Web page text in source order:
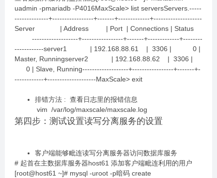
uadmin -pmariadb -P4016MaxScale> list serversServers.-----
--------------+-----------------+-------+-------------+--------------------
Server | Address | Port | Connections | Status
-------------------+-----------------+-------+-------------+--------
------------server1 | 192.168.88.61 | 3306 | 0 |
Master, Runningserver2 | 192.168.88.62 | 3306 |
0 | Slave, Running-------------------+-----------------+-------+-
------------+--------------------MaxScale> exit
排错方法 : 查看日志里的报错信息
vim /var/log/maxscale/maxscale.log
第四步：测试设置读写分离服务的设置
客户端能够毗连读写分离服务器访问数据库服务
# 起首在主数据库服务器host61 添加客户端毗连利用的用户
[root@host61 ~]# mysql -uroot -p暗码 create